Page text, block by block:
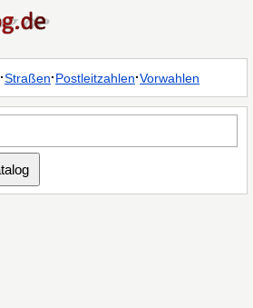
·Straßen·Postleitzahlen·Vorwahlen